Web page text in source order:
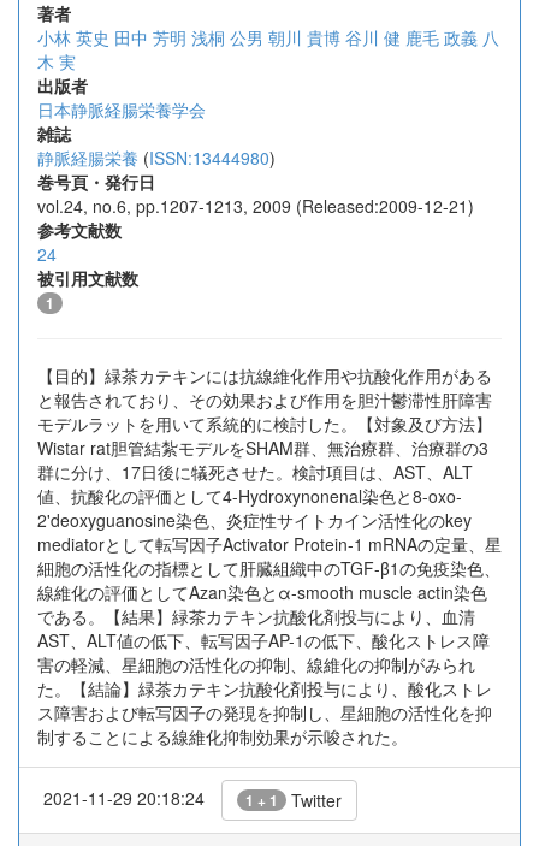
著者
小林 英史 田中 芳明 浅桐 公男 朝川 貴博 谷川 健 鹿毛 政義 八
木 実
出版者
日本静脈経腸栄養学会
雑誌
静脈経腸栄養 (ISSN:13444980)
巻号頁・発行日
vol.24, no.6, pp.1207-1213, 2009 (Released:2009-12-21)
参考文献数
24
被引用文献数
1
【目的】緑茶カテキンには抗線維化作用や抗酸化作用がある
と報告されており、その効果および作用を胆汁鬱滞性肝障害
モデルラットを用いて系統的に検討した。【対象及び方法】
Wistar rat胆管結紮モデルをSHAM群、無治療群、治療群の3
群に分け、17日後に犠死させた。検討項目は、AST、ALT
値、抗酸化の評価として4-Hydroxynonenal染色と8-oxo-
2'deoxyguanosine染色、炎症性サイトカイン活性化のkey
mediatorとして転写因子Activator Protein-1 mRNAの定量、星
細胞の活性化の指標として肝臓組織中のTGF-β1の免疫染色、
線維化の評価としてAzan染色とα-smooth muscle actin染色
である。【結果】緑茶カテキン抗酸化剤投与により、血清
AST、ALT値の低下、転写因子AP-1の低下、酸化ストレス障
害の軽減、星細胞の活性化の抑制、線維化の抑制がみられ
た。【結論】緑茶カテキン抗酸化剤投与により、酸化ストレ
ス障害および転写因子の発現を抑制し、星細胞の活性化を抑
制することによる線維化抑制効果が示唆された。
2021-11-29 20:18:24 1 + 1 Twitter